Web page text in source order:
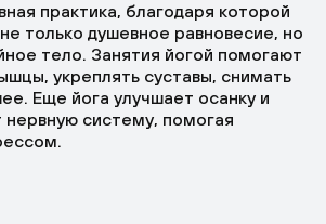
практика, благодаря которой
только душевное равновесие, но
тело. Занятия йогой помогают
укреплять суставы, снимать
Еще йога улучшает осанку и
нервную систему, помогая